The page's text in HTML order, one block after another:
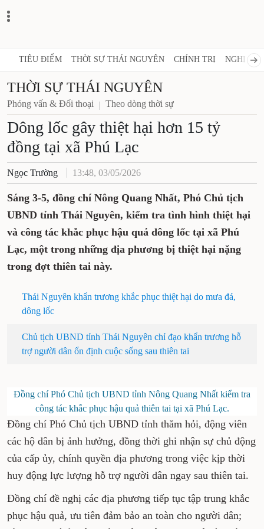
TIÊU ĐIỂM THỜI SỰ THÁI NGUYÊN CHÍNH TRỊ NGHỊ
THỜI SỰ THÁI NGUYÊN
Phỏng vấn & Đối thoại Theo dòng thời sự
Dông lốc gây thiệt hại hơn 15 tỷ
đồng tại xã Phú Lạc
Ngọc Trường 13:48, 03/05/2026
Sáng 3-5, đồng chí Nông Quang Nhất, Phó Chủ tịch
UBND tỉnh Thái Nguyên, kiểm tra tình hình thiệt hại
và công tác khắc phục hậu quả dông lốc tại xã Phú
Lạc, một trong những địa phương bị thiệt hại nặng
trong đợt thiên tai này.
Thái Nguyên khẩn trương khắc phục thiệt hại do mưa đá,
dông lốc
Chủ tịch UBND tỉnh Thái Nguyên chỉ đạo khẩn trương hỗ
trợ người dân ổn định cuộc sống sau thiên tai
Đồng chí Phó Chủ tịch UBND tỉnh Nông Quang Nhất kiểm tra
công tác khắc phục hậu quả thiên tai tại xã Phú Lạc.
Đồng chí Phó Chủ tịch UBND tỉnh thăm hỏi, động viên
các hộ dân bị ảnh hưởng, đồng thời ghi nhận sự chủ động
của cấp ủy, chính quyền địa phương trong việc kịp thời
huy động lực lượng hỗ trợ người dân ngay sau thiên tai.
Đồng chí đề nghị các địa phương tiếp tục tập trung khắc
phục hậu quả, ưu tiên đảm bảo an toàn cho người dân;